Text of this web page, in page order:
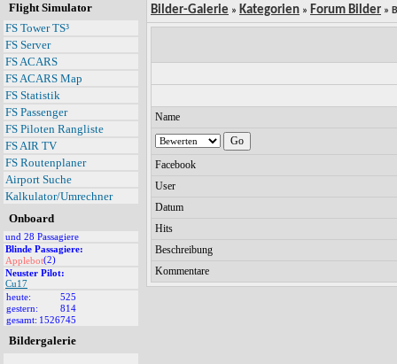
Flight Simulator
FS Tower TS³
FS Server
FS ACARS
FS ACARS Map
FS Statistik
FS Passenger
FS Piloten Rangliste
FS AIR TV
FS Routenplaner
Airport Suche
Kalkulator/Umrechner
Onboard
und 28 Passagiere
Blinde Passagiere:
Applebot(2)
Neuster Pilot:
Cu17
heute:
525
gestern:
814
gesamt: 1526745
Bildergalerie
Bilder-Galerie » Kategorien » Forum Bilder »
Name
Facebook
User
Datum
Hits
Beschreibung
Kommentare